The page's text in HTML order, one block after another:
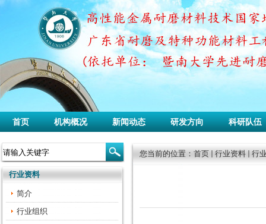
首页 机构概况 新闻动态 研发方向 科研队伍
行业资料
简介
行业组织
您当前的位置： 首页 行业资料 行